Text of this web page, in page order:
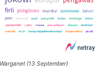
(13 September)